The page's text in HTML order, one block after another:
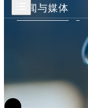
新闻与媒体